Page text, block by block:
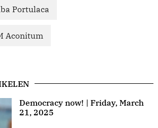
Portulaca
Aconitum
Democracy now! | Friday, March
21, 2025